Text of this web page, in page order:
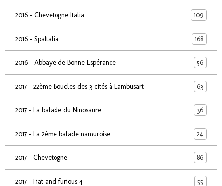
2016 - Chevetogne Italia 109
2016 - SpaItalia 168
2016 - Abbaye de Bonne Espérance 56
2017 - 22ème Boucles des 3 cités à Lambusart 63
2017 - La balade du Ninosaure 36
2017 - La 2ème balade namuroise 24
2017 - Chevetogne 86
2017 - Fiat and furious 4 55